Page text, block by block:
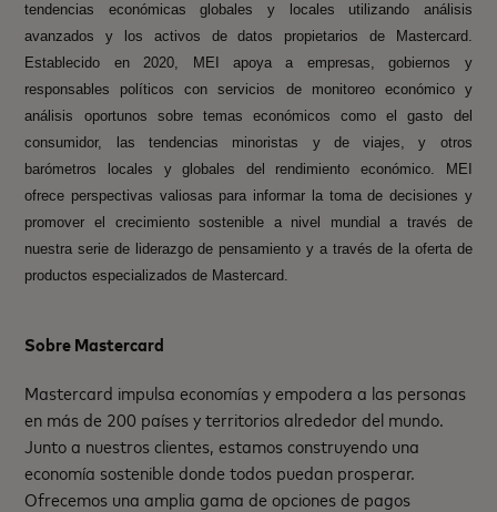
tendencias económicas globales y locales utilizando análisis
avanzados y los activos de datos propietarios de Mastercard.
Establecido en 2020, MEI apoya a empresas, gobiernos y
responsables políticos con servicios de monitoreo económico y
análisis oportunos sobre temas económicos como el gasto del
consumidor, las tendencias minoristas y de viajes, y otros
barómetros locales y globales del rendimiento económico. MEI
ofrece perspectivas valiosas para informar la toma de decisiones y
promover el crecimiento sostenible a nivel mundial a través de
nuestra serie de liderazgo de pensamiento y a través de la oferta de
productos especializados de Mastercard.
Sobre Mastercard
Mastercard impulsa economías y empodera a las personas
en más de 200 países y territorios alrededor del mundo.
Junto a nuestros clientes, estamos construyendo una
economía sostenible donde todos puedan prosperar.
Ofrecemos una amplia gama de opciones de pagos